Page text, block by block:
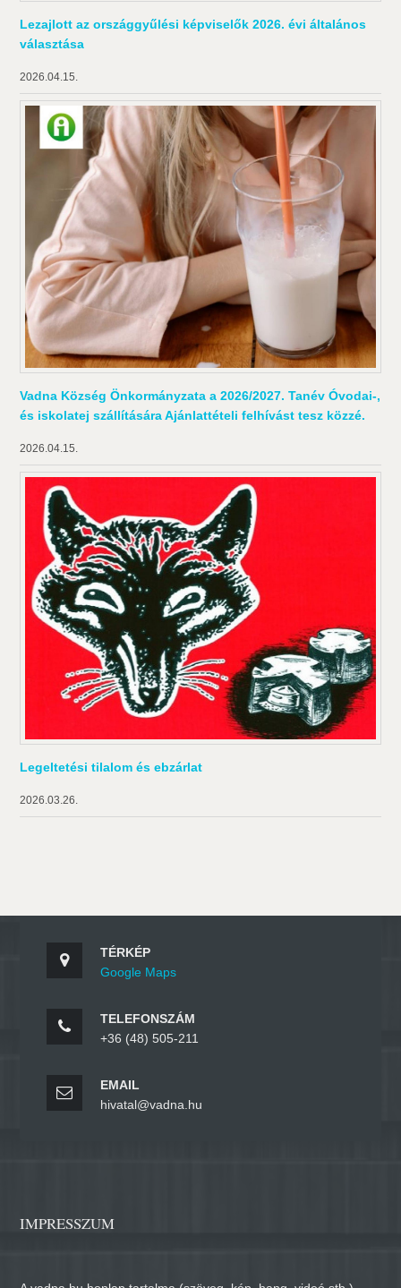
Lezajlott az országgyűlési képviselők 2026. évi általános
választása
2026.04.15.
Vadna Község Önkormányzata a 2026/2027. Tanév Óvodai-,
és iskolatej szállítására Ajánlattételi felhívást tesz közzé.
2026.04.15.
Legeltetési tilalom és ebzárlat
2026.03.26.
TÉRKÉP
Google Maps
TELEFONSZÁM
+36 (48) 505-211
EMAIL
hivatal@vadna.hu
IMPRESSZUM